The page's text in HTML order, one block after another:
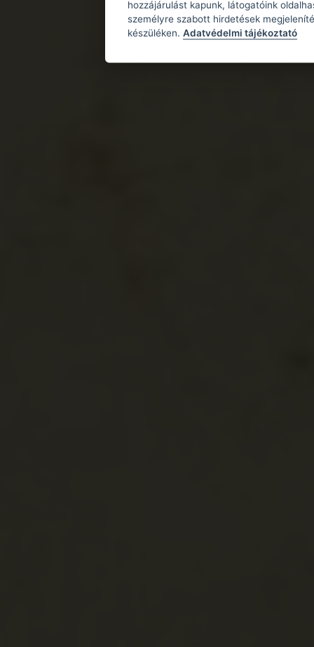
hozzájárulást kapunk, látogatóink
személyre szabott hirdetések
készüléken. Adatvédelmi tájékoztató